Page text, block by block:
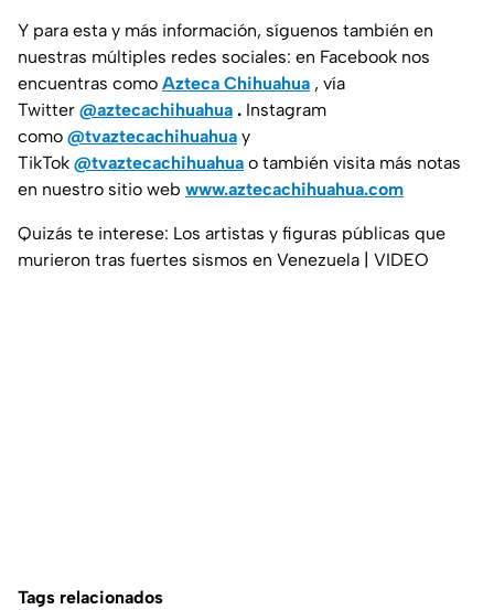
Y para esta y más información, síguenos también en
nuestras múltiples redes sociales: en Facebook nos
encuentras como Azteca Chihuahua , vía
Twitter @aztecachihuahua . Instagram
como @tvaztecachihuahua y
TikTok @tvaztecachihuahua o también visita más notas
en nuestro sitio web www.aztecachihuahua.com
Quizás te interese: Los artistas y figuras públicas que
murieron tras fuertes sismos en Venezuela | VIDEO
Tags relacionados